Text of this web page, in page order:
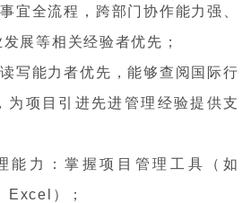
宜全流程，跨部门协作能力强、
展等相关经验者优先；
写能力者优先，能够查阅国际行
为项目引进先进管理经验提供支
能力：掌握项目管理工具（如
）；